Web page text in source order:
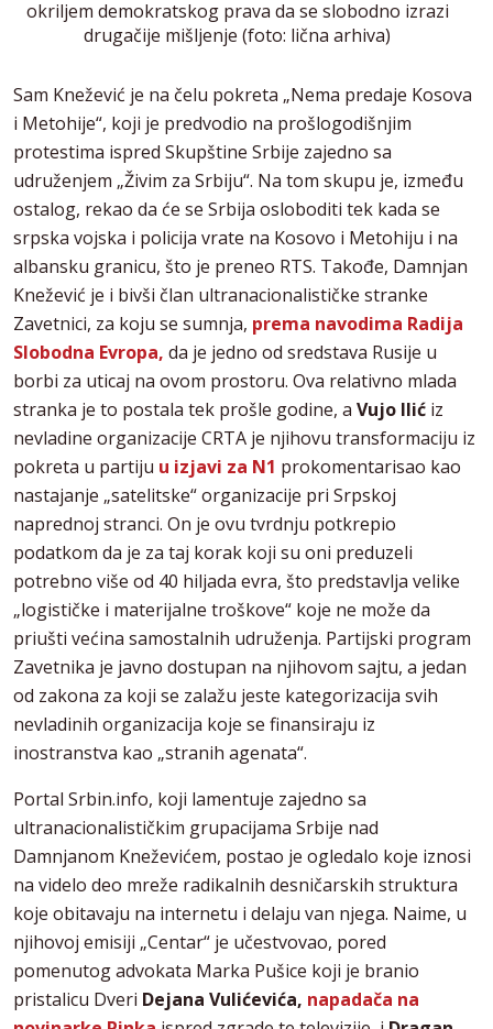
okriljem demokratskog prava da se slobodno izrazi
drugačije mišljenje (foto: lična arhiva)
Sam Knežević je na čelu pokreta „Nema predaje Kosova
i Metohije“, koji je predvodio na prošlogodišnjim
protestima ispred Skupštine Srbije zajedno sa
udruženjem „Živim za Srbiju“. Na tom skupu je, između
ostalog, rekao da će se Srbija osloboditi tek kada se
srpska vojska i policija vrate na Kosovo i Metohiju i na
albansku granicu, što je preneo RTS. Takođe, Damnjan
Knežević je i bivši član ultranacionalističke stranke
Zavetnici, za koju se sumnja, prema navodima Radija
Slobodna Evropa, da je jedno od sredstava Rusije u
borbi za uticaj na ovom prostoru. Ova relativno mlada
stranka je to postala tek prošle godine, a Vujo Ilić iz
nevladine organizacije CRTA je njihovu transformaciju iz
pokreta u partiju u izjavi za N1 prokomentarisao kao
nastajanje „satelitske“ organizacije pri Srpskoj
naprednoj stranci. On je ovu tvrdnju potkrepio
podatkom da je za taj korak koji su oni preduzeli
potrebno više od 40 hiljada evra, što predstavlja velike
„logističke i materijalne troškove“ koje ne može da
priušti većina samostalnih udruženja. Partijski program
Zavetnika je javno dostupan na njihovom sajtu, a jedan
od zakona za koji se zalažu jeste kategorizacija svih
nevladinih organizacija koje se finansiraju iz
inostranstva kao „stranih agenata“.
Portal Srbin.info, koji lamentuje zajedno sa
ultranacionalističkim grupacijama Srbije nad
Damnjanom Kneževićem, postao je ogledalo koje iznosi
na videlo deo mreže radikalnih desničarskih struktura
koje obitavaju na internetu i delaju van njega. Naime, u
njihovoj emisiji „Centar“ je učestvovao, pored
pomenutog advokata Marka Pušice koji je branio
pristalicu Dveri Dejana Vulićevića, napadača na